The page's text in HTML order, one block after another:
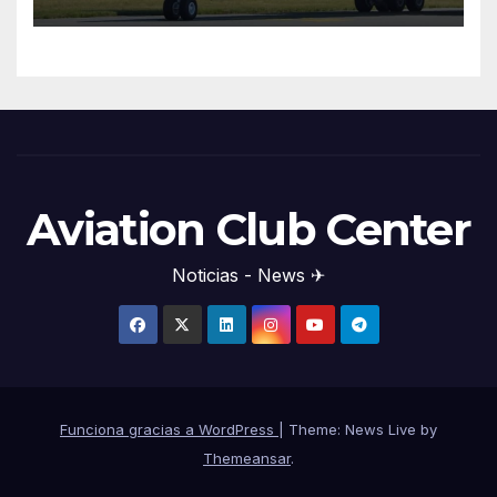
Aviation Club Center
Noticias - News ✈
Funciona gracias a WordPress
Theme: News Live by
Themeansar.